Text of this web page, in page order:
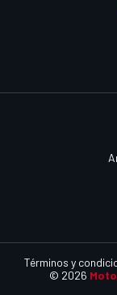
© 2026
Términos y